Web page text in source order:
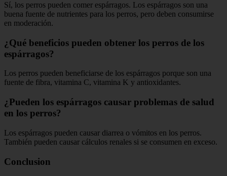
Sí, los perros pueden comer espárragos. Los espárragos son una
buena fuente de nutrientes para los perros, pero deben consumirse
en moderación.
¿Qué beneficios pueden obtener los perros de los
espárragos?
Los perros pueden beneficiarse de los espárragos porque son una
fuente de fibra, vitamina C, vitamina K y antioxidantes.
¿Pueden los espárragos causar problemas de salud
en los perros?
Los espárragos pueden causar diarrea o vómitos en los perros.
También pueden causar cálculos renales si se consumen en exceso.
Conclusion